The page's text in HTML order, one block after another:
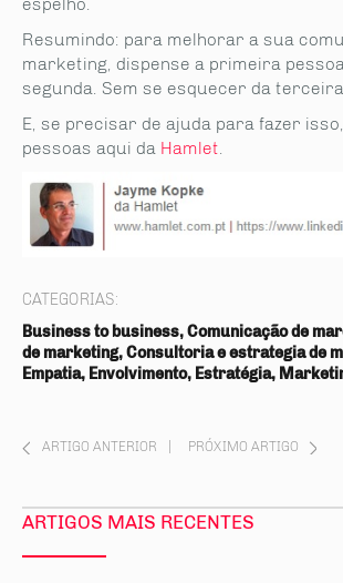
espelho.
Resumindo: para melhorar a sua
marketing, dispense a primeira
segunda. Sem se esquecer da
E, se precisar de ajuda para fazer
pessoas aqui da Hamlet.
CATEGORIAS:
Business to business, Comunicação de
de marketing, Consultoria e estrategia de
Empatia, Envolvimento, Estratégia,
ARTIGO ANTERIOR PRÓXIMO ARTIGO
ARTIGOS MAIS RECENTES